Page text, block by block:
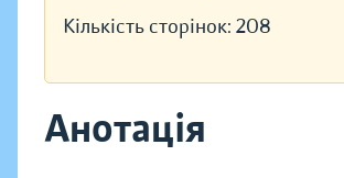
Кількість сторінок: 208
Анотація